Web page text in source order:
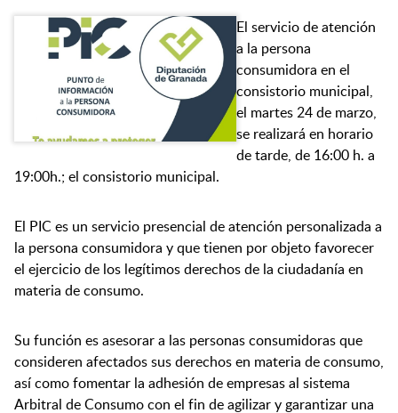
El servicio de atención
a la persona
consumidora en el
consistorio municipal,
el martes 24 de marzo,
se realizará en horario
de tarde, de 16:00 h. a
19:00h.; el consistorio municipal.
El PIC es un servicio presencial de atención personalizada a
la persona consumidora y que tienen por objeto favorecer
el ejercicio de los legítimos derechos de la ciudadanía en
materia de consumo.
Su función es asesorar a las personas consumidoras que
consideren afectados sus derechos en materia de consumo,
así como fomentar la adhesión de empresas al sistema
Arbitral de Consumo con el fin de agilizar y garantizar una